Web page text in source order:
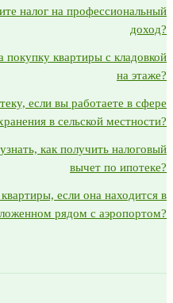
налог на профессиональный
доход?
квартиры с кладовкой
на этаже?
если вы работаете в сфере
в сельской местности?
как получить налоговый
вычет по ипотеке?
если она находится в
рядом с аэропортом?